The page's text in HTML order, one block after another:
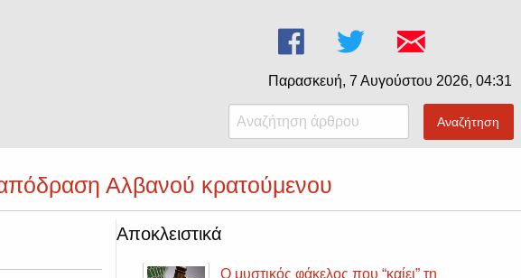
Παρασκευή, 7 Αυγούστου 2026, 04:31
Αναζήτηση
Αλβανού κρατούμενου
Αποκλειστικά
Ο μυστικός φάκελος που “καίει” τη